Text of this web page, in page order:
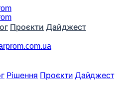
Проєкти Дайджест
Рішення Проєкти Дайджест